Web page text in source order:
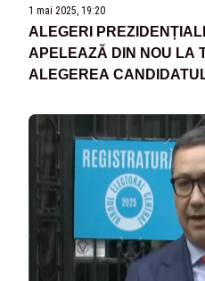
1 mai 2025, 19:20
ALEGERI
APELEAZĂ DIN NOU LA
ALEGEREA